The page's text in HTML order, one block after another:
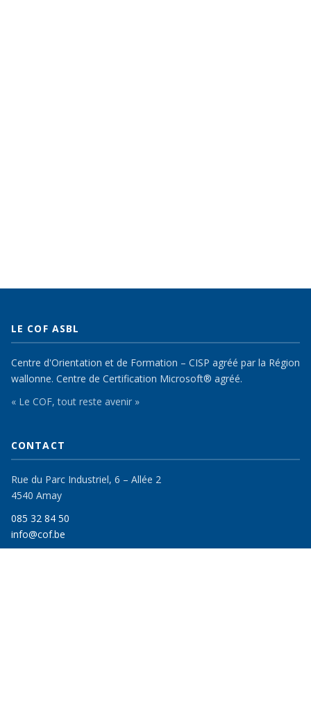
LE COF ASBL
Centre d'Orientation et de Formation – CISP agréé par la Région
wallonne. Centre de Certification Microsoft® agréé.
« Le COF, tout reste avenir »
CONTACT
Rue du Parc Industriel, 6 – Allée 2
4540 Amay
085 32 84 50
info@cof.be